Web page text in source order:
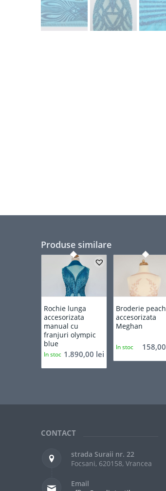
Produse similare
Rochie lunga
accesorizata
manual cu
franjuri olympic
blue
1.890,00 lei
In stoc
Broderie peach
accesorizata
Meghan
158,00
In stoc
CONTACT
strada Suraii nr. 22
Focsani, 620158, Vrancea
Email